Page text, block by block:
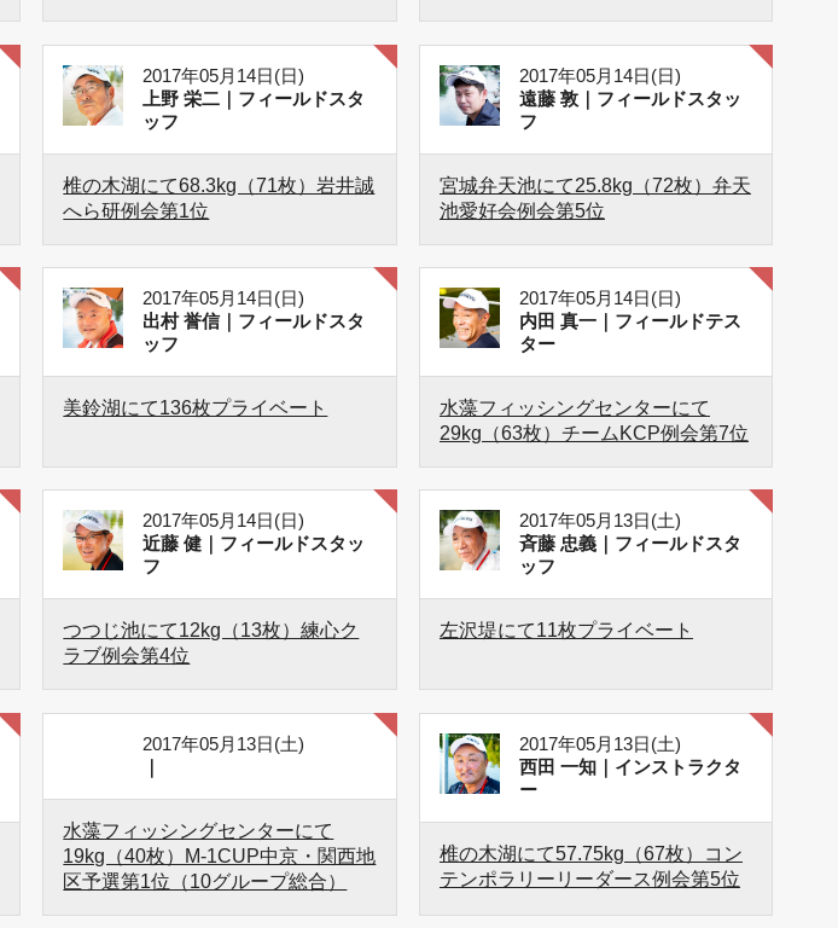
2017年05月14日(日)
上野 栄二｜フィールドスタ
ッフ
椎の木湖にて68.3kg（71枚）岩井誠
へら研例会第1位
2017年05月14日(日)
遠藤 敦｜フィールドスタッ
フ
宮城弁天池にて25.8kg（72枚）弁天
池愛好会例会第5位
2017年05月14日(日)
出村 誉信｜フィールドスタ
ッフ
美鈴湖にて136枚プライベート
2017年05月14日(日)
内田 真一｜フィールドテス
ター
水藻フィッシングセンターにて
29kg（63枚）チームKCP例会第7位
2017年05月14日(日)
近藤 健｜フィールドスタッ
フ
つつじ池にて12kg（13枚）練心ク
ラブ例会第4位
2017年05月13日(土)
斉藤 忠義｜フィールドスタ
ッフ
左沢堤にて11枚プライベート
2017年05月13日(土)
｜
水藻フィッシングセンターにて
19kg（40枚）M-1CUP中京・関西地
区予選第1位（10グループ総合）
2017年05月13日(土)
西田 一知｜インストラクタ
ー
椎の木湖にて57.75kg（67枚）コン
テンポラリーリーダース例会第5位